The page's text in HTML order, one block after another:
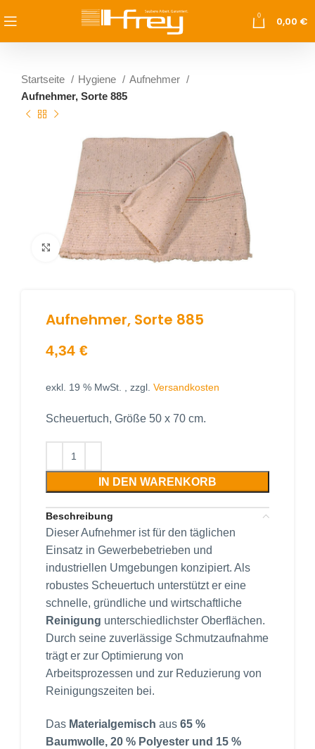
0 0,00 €
Startseite Hygiene
Aufnehmer
Aufnehmer, Sorte 885
vergrößern
Aufnehmer, Sorte 885
4,34 €
exkl. 19 % MwSt. , zzgl. Versandkosten
Scheuertuch, Größe 50 x 70 cm.
IN DEN WARENKORB
Beschreibung
Dieser Aufnehmer ist für den täglichen
Einsatz in Gewerbebetrieben und
industriellen Umgebungen konzipiert. Als
robustes Scheuertuch unterstützt er eine
schnelle, gründliche und wirtschaftliche
Reinigung unterschiedlichster Oberflächen.
Durch seine zuverlässige Schmutzaufnahme
trägt er zur Optimierung von
Arbeitsprozessen und zur Reduzierung von
Reinigungszeiten bei.
Das Materialgemisch aus 65 %
Baumwolle, 20 % Polyester und 15 %